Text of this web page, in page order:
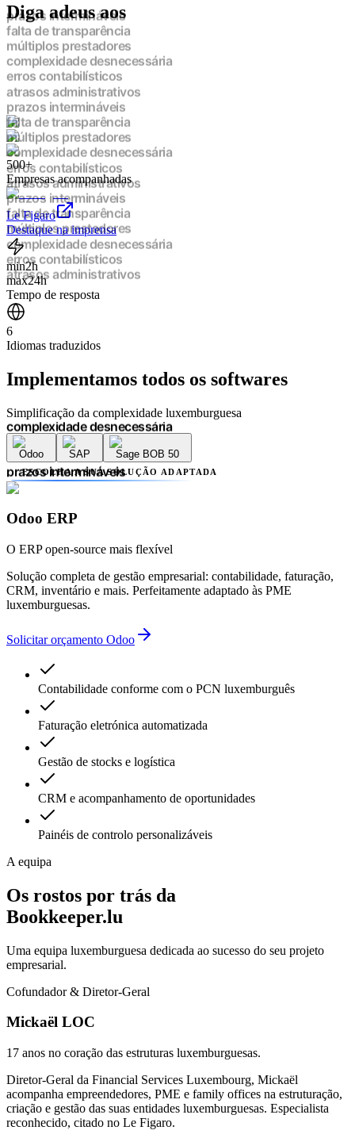
Diga adeus aos
prazos intermináveis
falta de transparência
múltiplos prestadores
complexidade desnecessária
erros contabilísticos
atrasos administrativos
prazos intermináveis
falta de transparência
múltiplos prestadores
complexidade desnecessária
erros contabilísticos
atrasos administrativos
prazos intermináveis
falta de transparência
múltiplos prestadores
complexidade desnecessária
erros contabilísticos
atrasos administrativos
prazos intermináveis
falta de transparência
múltiplos prestadores
complexidade desnecessária
erros contabilísticos
prazos intermináveis
múltiplos prestadores
complexidade desnecessária
erros contabilísticos
atrasos administrativos
prazos intermináveis
falta de transparência
complexidade desnecessária
atrasos administrativos
500+
Empresas acompanhadas
Le Figaro
Destaque na imprensa
min2h
max24h
Tempo de resposta
6
Idiomas traduzidos
Implementamos todos os softwares
Simplificação da complexidade luxemburguesa
Odoo SAP Sage BOB 50
ESCOLHA A SUA SOLUÇÃO ADAPTADA
Odoo ERP
O ERP open-source mais flexível
Solução completa de gestão empresarial: contabilidade, faturação,
CRM, inventário e mais. Perfeitamente adaptado às PME
luxemburguesas.
Solicitar orçamento Odoo
Contabilidade conforme com o PCN luxemburguês
Faturação eletrónica automatizada
Gestão de stocks e logística
CRM e acompanhamento de oportunidades
Painéis de controlo personalizáveis
A equipa
Os rostos por trás da
Bookkeeper.lu
Uma equipa luxemburguesa dedicada ao sucesso do seu projeto
empresarial.
Cofundador & Diretor-Geral
Mickaël LOC
17 anos no coração das estruturas luxemburguesas.
Diretor-Geral da Financial Services Luxembourg, Mickaël
acompanha empreendedores, PME e family offices na estruturação,
criação e gestão das suas entidades luxemburguesas. Especialista
reconhecido, citado no Le Figaro.